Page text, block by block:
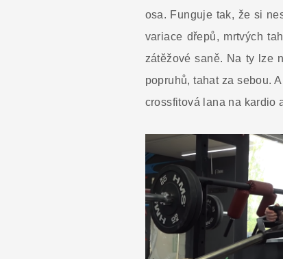
osa. Funguje tak, že si
variace dřepů, mrtvých
zátěžové saně. Na ty lze
popruhů, tahat za sebou.
crossfitová lana na kardio